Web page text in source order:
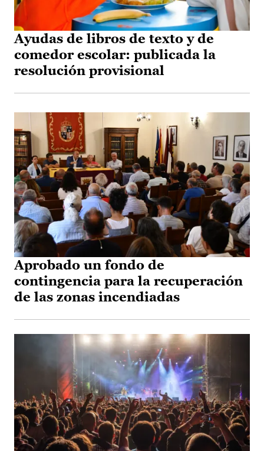
Ayudas de libros de texto y de
comedor escolar: publicada la
resolución provisional
Aprobado un fondo de
contingencia para la recuperación
de las zonas incendiadas